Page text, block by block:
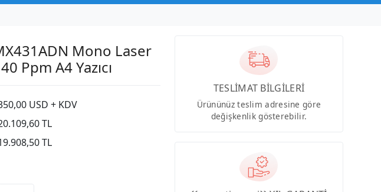
Mono Laser
Ppm A4 Yazıcı
USD + KDV
TL
TL
TESLİMAT BİLGİLERİ
Ürününüz teslim adresine göre
değişkenlik gösterebilir.